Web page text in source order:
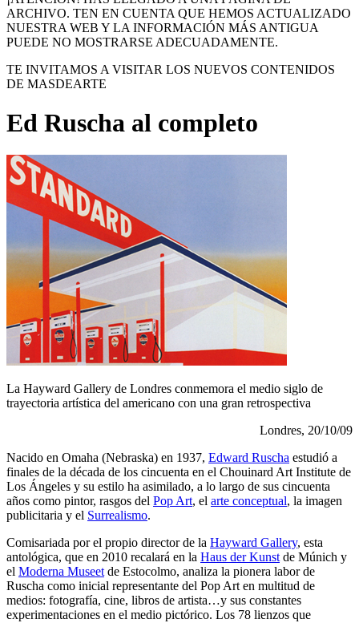
ARCHIVO. TEN EN CUENTA QUE HEMOS ACTUALIZADO
NUESTRA WEB Y LA INFORMACIÓN MÁS ANTIGUA
PUEDE NO MOSTRARSE ADECUADAMENTE.
TE INVITAMOS A VISITAR LOS NUEVOS CONTENIDOS
DE MASDEARTE
Ed Ruscha al completo
La Hayward Gallery de Londres conmemora el medio siglo de
trayectoria artística del americano con una gran retrospectiva
Londres, 20/10/09
Nacido en Omaha (Nebraska) en 1937, Edward Ruscha estudió a
finales de la década de los cincuenta en el Chouinard Art Institute de
Los Ángeles y su estilo ha asimilado, a lo largo de sus cincuenta
años como pintor, rasgos del Pop Art, el arte conceptual, la imagen
publicitaria y el Surrealismo.
Comisariada por el propio director de la Hayward Gallery, esta
antológica, que en 2010 recalará en la Haus der Kunstde Múnich y
el Moderna Museetde Estocolmo, analiza la pionera labor de
Ruscha como inicial representante del Pop Art en multitud de
medios: fotografía, cine, libros de artista…y sus constantes
experimentaciones en el medio pictórico. Los 78 lienzos que